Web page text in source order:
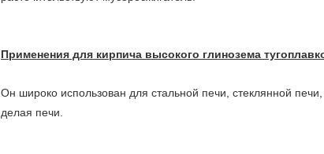
Применения для кирпича высокого глинозема
Он широко использован для стальной печи, стеклянной
делая печи.